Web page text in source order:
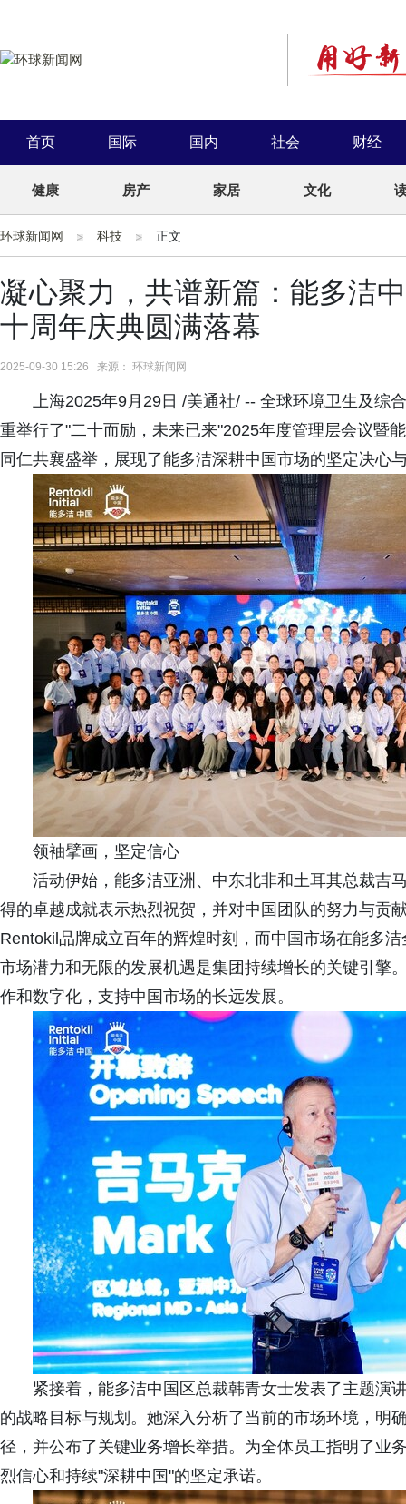
首页 国际 国内 社会 财经
健康 房产 家居 文化
环球新闻网 科技 正文
凝心聚力，共谱新篇：能多洁
十周年庆典圆满落幕
2025-09-30 15:26 来源： 环球新闻网
上海2025年9月29日 /美通社/ -- 全球环境卫生及综
重举行了"二十而励，未来已来"2025年度管理层会议暨
同仁共襄盛举，展现了能多洁深耕中国市场的坚定决心
领袖擘画，坚定信心
活动伊始，能多洁亚洲、中东北非和土耳其总裁吉
得的卓越成就表示热烈祝贺，并对中国团队的努力与贡
Rentokil品牌成立百年的辉煌时刻，而中国市场在能多
市场潜力和无限的发展机遇是集团持续增长的关键引擎
作和数字化，支持中国市场的长远发展。
紧接着，能多洁中国区总裁韩青女士发表了主题演
的战略目标与规划。她深入分析了当前的市场环境，明
径，并公布了关键业务增长举措。为全体员工指明了业
烈信心和持续"深耕中国"的坚定承诺。